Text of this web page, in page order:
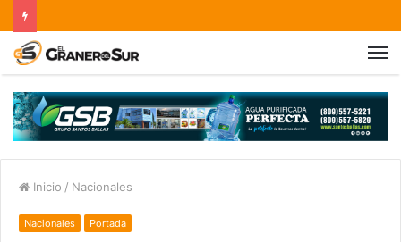
Inicio / Nacionales
Nacionales Portada